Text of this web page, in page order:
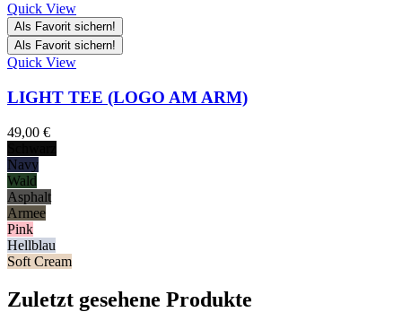
Quick View
Als Favorit sichern!
Als Favorit sichern!
Quick View
LIGHT TEE (LOGO AM ARM)
49,00 €
Navy
Wald
Asphalt
Armee
Pink
Hellblau
Soft Cream
Zuletzt gesehene Produkte